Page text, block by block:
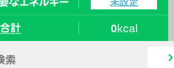
0kcal
カロリー